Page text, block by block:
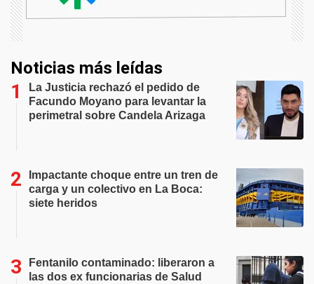
Noticias más leídas
La Justicia rechazó el pedido de
Facundo Moyano para levantar la
perimetral sobre Candela Arizaga
Impactante choque entre un tren de
carga y un colectivo en La Boca:
siete heridos
Fentanilo contaminado: liberaron a
las dos ex funcionarias de Salud